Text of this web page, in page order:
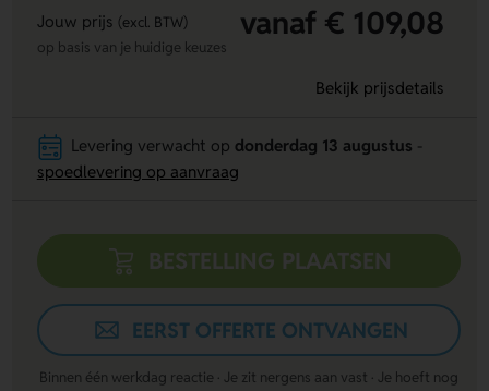
Jouw prijs (excl. BTW) vanaf € 109,08
op basis van je huidige keuzes
Bekijk prijsdetails
Levering verwacht op donderdag 13 augustus
spoedlevering op aanvraag
BESTELLING PLAATSEN
EERST OFFERTE ONTVANGEN
Binnen één werkdag reactie · Je zit nergens aan vast · Je hoeft nog